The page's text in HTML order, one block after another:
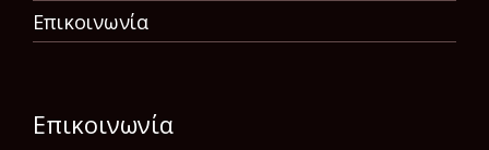
Επικοινωνία
Επικοινωνία